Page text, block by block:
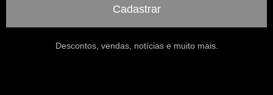
Cadastrar
Descontos, vendas, notícias e muito mais.